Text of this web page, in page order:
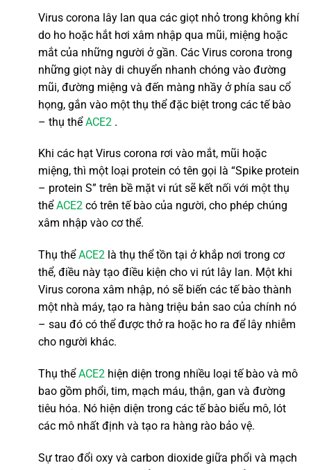
Virus corona lây lan qua các giọt nhỏ trong không khí
do ho hoặc hắt hơi xâm nhập qua mũi, miệng hoặc
mắt của những người ở gần. Các Virus corona trong
những giọt này di chuyển nhanh chóng vào đường
mũi, đường miệng và đến màng nhầy ở phía sau cổ
họng, gắn vào một thụ thể đặc biệt trong các tế bào
– thụ thểACE2 .
Khi các hạt Virus corona rơi vào mắt, mũi hoặc
miệng, thì một loại protein có tên gọi là “Spike protein
– protein S” trên bề mặt vi rút sẽ kết nối với một thụ
thể ACE2 có trên tế bào của người, cho phép chúng
xâm nhập vào cơ thể.
Thụ thể ACE2 là thụ thể tồn tại ở khắp nơi trong cơ
thể, điều này tạo điều kiện cho vi rút lây lan. Một khi
Virus corona xâm nhập, nó sẽ biến các tế bào thành
một nhà máy, tạo ra hàng triệu bản sao của chính nó
– sau đó có thể được thở ra hoặc ho ra để lây nhiễm
cho người khác.
Thụ thểACE2 hiện diện trong nhiều loại tế bào và mô
bao gồm phổi, tim, mạch máu, thận, gan và đường
tiêu hóa. Nó hiện diện trong các tế bào biểu mô, lót
các mô nhất định và tạo ra hàng rào bảo vệ.
Sự trao đổi oxy và carbon dioxide giữa phổi và mạch